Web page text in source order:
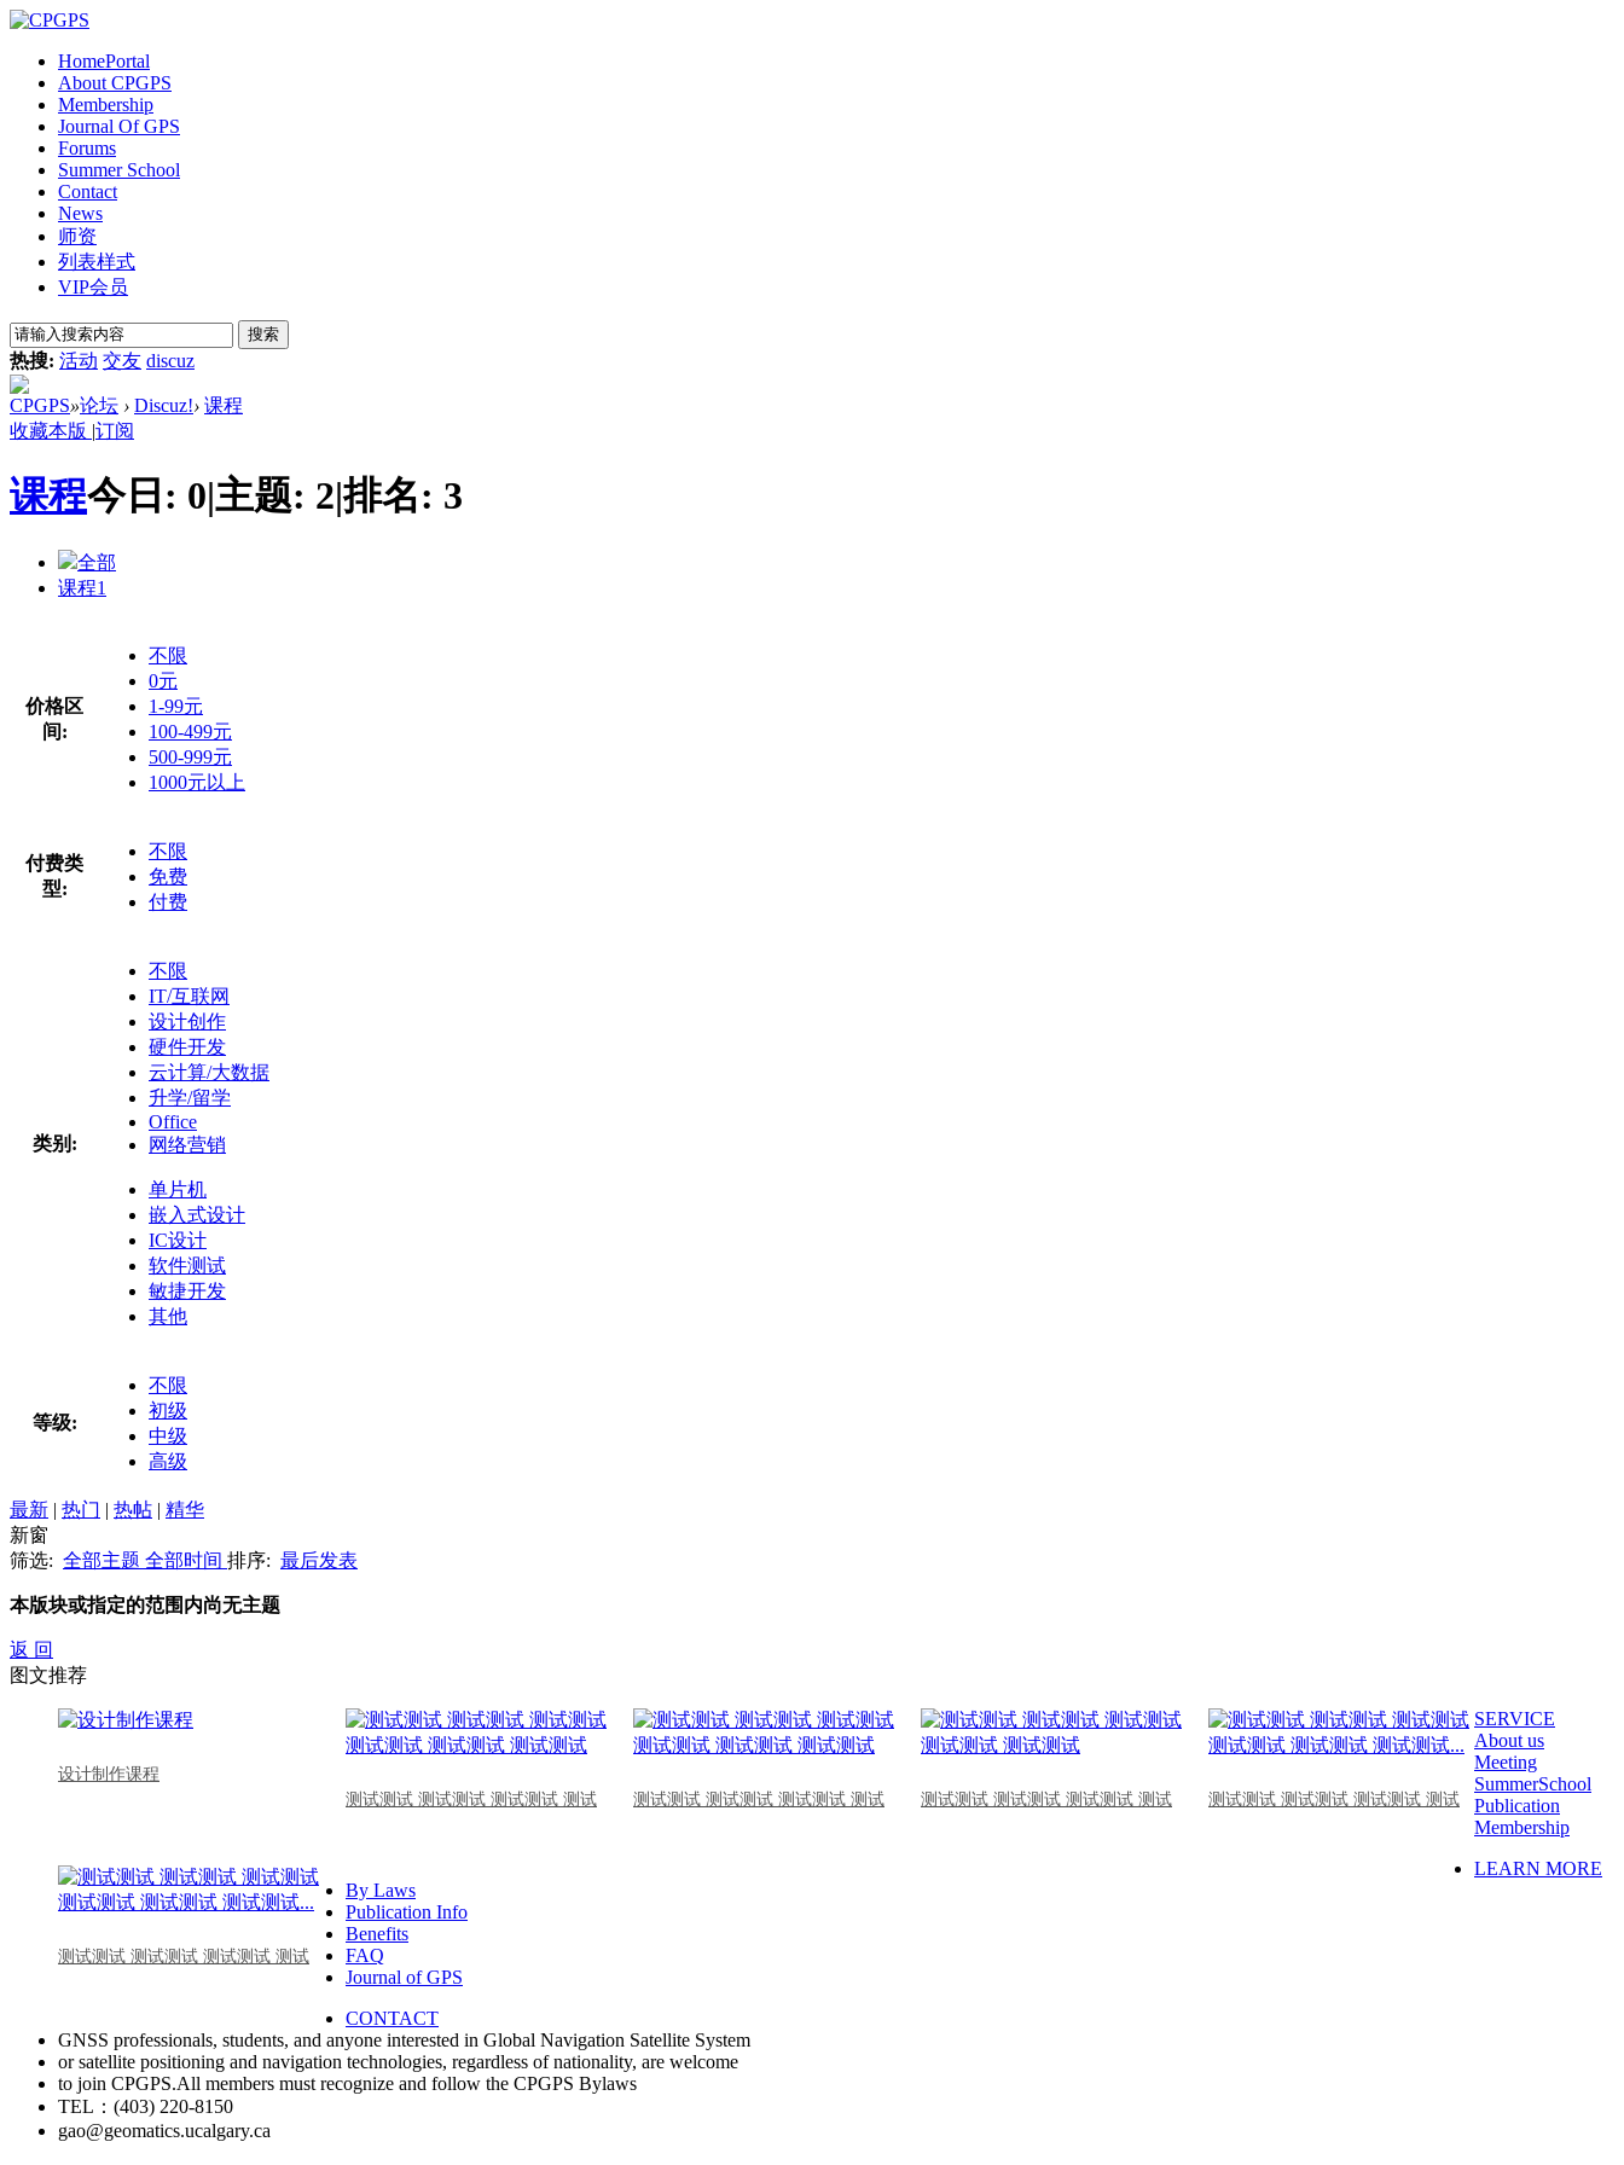
HomePortal
About CPGPS
Membership
Journal Of GPS
Forums
Summer School
Contact
News
师资
列表样式
VIP会员
搜索
热搜: 活动 交友 discuz
CPGPS»论坛 › Discuz!› 课程
收藏本版 |订阅
课程今日: 0|主题: 2|排名: 3
全部
课程1
价格区
间:
不限
0元
1-99元
100-499元
500-999元
1000元以上
付费类
型:
不限
免费
付费
类别:
不限
IT/互联网
设计创作
硬件开发
云计算/大数据
升学/留学
Office
网络营销
单片机
嵌入式设计
IC设计
软件测试
敏捷开发
其他
等级:
不限
初级
中级
高级
最新 | 热门 | 热帖 | 精华
新窗
筛选: 全部主题 全部时间 排序: 最后发表
本版块或指定的范围内尚无主题
返 回
图文推荐
设计制作课程
测试测试 测试测试 测试测试 测试
测试测试 测试测试 测试测试 测试 测试测试 测试测试 测试测试 测试 测试测试 测试测试 测试测试 测试
测试测试 测试测试 测试测试 测试
SERVICE
About us
Meeting
SummerSchool
Publication
Membership
LEARN MORE
By Laws
Publication Info
Benefits
FAQ
Journal of GPS
CONTACT
GNSS professionals, students, and anyone interested in Global Navigation Satellite System
or satellite positioning and navigation technologies, regardless of nationality, are welcome
to join CPGPS.All members must recognize and follow the CPGPS Bylaws
TEL：(403) 220-8150
gao@geomatics.ucalgary.ca